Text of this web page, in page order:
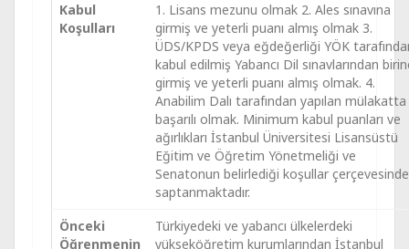
Kabul
Koşulları
1. Lisans mezunu olmak 2. Ales sınavına
girmiş ve yeterli puanı almış olmak 3.
ÜDS/KPDS veya eğdeğerliği YÖK
kabul edilmiş Yabancı Dil sınavlarından
girmiş ve yeterli puanı almış olmak. 4.
Anabilim Dalı tarafından yapılan mülakatta
başarılı olmak. Minimum kabul puanları ve
ağırlıkları İstanbul Üniversitesi Lisansüstü
Eğitim ve Öğretim Yönetmeliği ve
Senatonun belirlediği koşullar çerçevesinde
saptanmaktadır.
Önceki
Öğrenmenin
Türkiyedeki ve yabancı ülkelerdeki
yükseköğretim kurumlarından İstanbul